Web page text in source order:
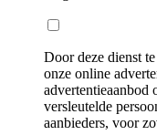
Door deze dienst
onze online
versleutelde
aanbieders, voor